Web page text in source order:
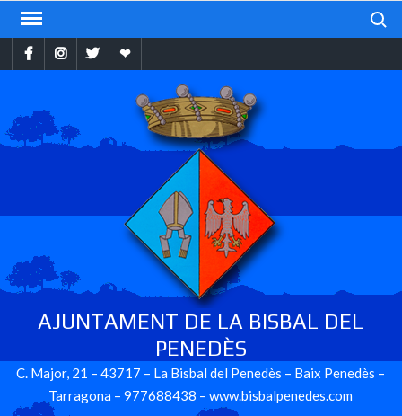
Skip
contentFacebookInstragram
TwitterEbando
AJUNTAMENT DE LA BISBAL DEL
PENEDÈS
C. Major, 21 – 43717 – La Bisbal del Penedès – Baix Penedès –
Tarragona – 977688438 – www.bisbalpenedes.com